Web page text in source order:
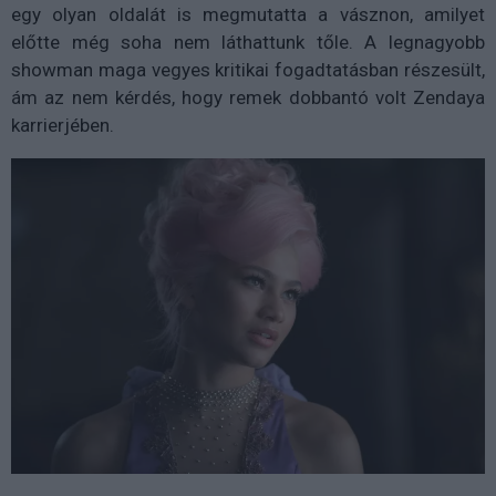
egy olyan oldalát is megmutatta a vásznon, amilyet
előtte még soha nem láthattunk tőle. A legnagyobb
showman maga vegyes kritikai fogadtatásban részesült,
ám az nem kérdés, hogy remek dobbantó volt Zendaya
karrierjében.